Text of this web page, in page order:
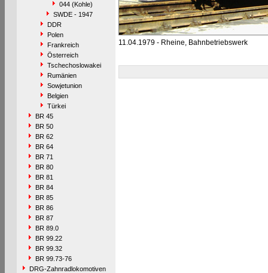
044 (Kohle)
SWDE - 1947
DDR
Polen
Frankreich
Österreich
Tschechoslowakei
Rumänien
Sowjetunion
Belgien
Türkei
BR 45
BR 50
BR 62
BR 64
BR 71
BR 80
BR 81
BR 84
BR 85
BR 86
BR 87
BR 89.0
BR 99.22
BR 99.32
BR 99.73-76
DRG-Zahnradlokomotiven
11.04.1979 - Rheine, Bahnbetriebswerk